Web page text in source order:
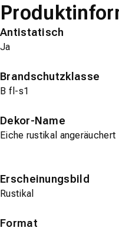
Antistatisch
Ja
Brandschutzklasse
B fl-s1
Dekor-Name
Eiche rustikal angeräuchert
Erscheinungsbild
Rustikal
Format